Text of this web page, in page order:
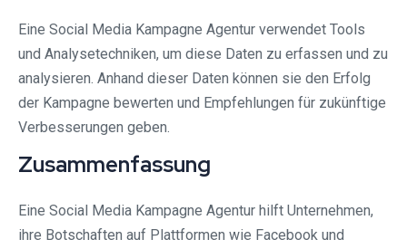
Eine Social Media Kampagne Agentur verwendet Tools
und Analysetechniken, um diese Daten zu erfassen und zu
analysieren. Anhand dieser Daten können sie den Erfolg
der Kampagne bewerten und Empfehlungen für zukünftige
Verbesserungen geben.
Zusammenfassung
Eine Social Media Kampagne Agentur hilft Unternehmen,
ihre Botschaften auf Plattformen wie Facebook und